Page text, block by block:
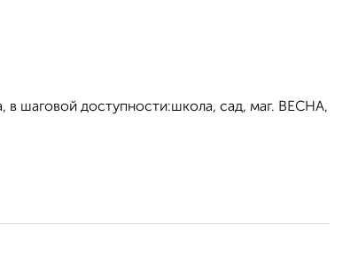
в шаговой доступности:школа, сад, маг. ВЕСНА,